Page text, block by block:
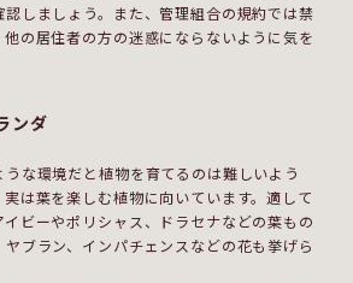
しましょう。また、管理組合の規約では禁
の居住者の方の迷惑にならないように気を
ンダ
な環境だと植物を育てるのは難しいよう
は葉を楽しむ植物に向いています。適して
ビーやポリシャス、ドラセナなどの葉もの
ブラン、インパチェンスなどの花も挙げら